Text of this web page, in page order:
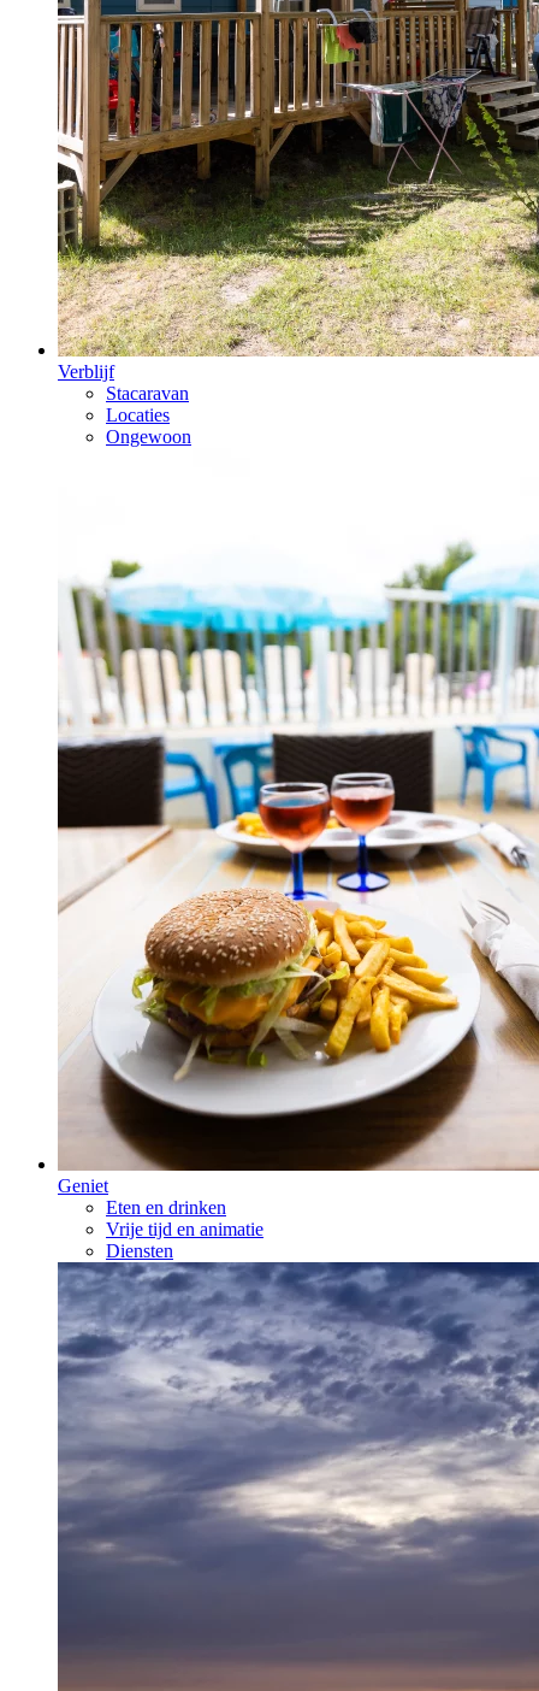
Verblijf
Stacaravan
Locaties
Ongewoon
Geniet
Eten en drinken
Vrije tijd en animatie
Diensten